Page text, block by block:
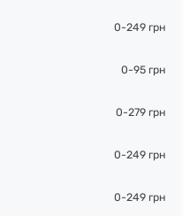
0-249 грн
0-95 грн
0-279 грн
0-249 грн
0-249 грн